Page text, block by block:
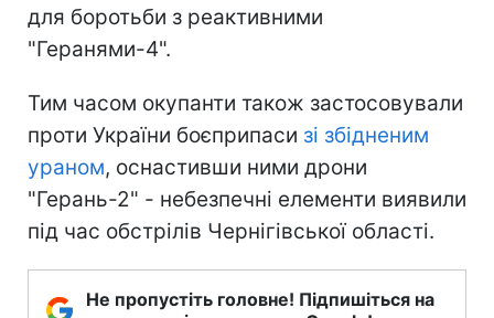
для боротьби з реактивними
"Геранями-4".
Тим часом окупанти також застосовували
проти України боєприпаси зі збідненим
ураном, оснастивши ними дрони
"Герань-2" - небезпечні елементи виявили
під час обстрілів Чернігівської області.
Не пропустіть головне! Підпишіться на